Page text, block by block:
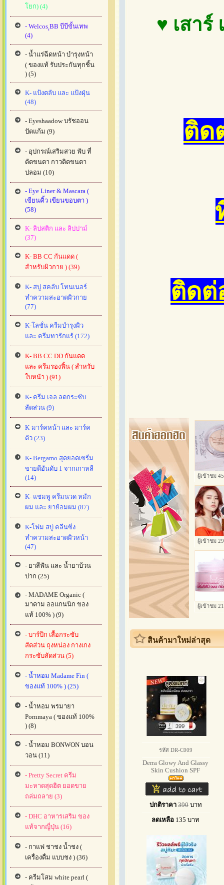
โยก) (4)
- Welcos ฺฺBB บีบีขั้นเทพ
(4)
- น้ำแร่ฉีดหน้า บำรุงหน้า
( ของแท้ รับประกันทุกชิ้น
) (5)
K- แป้งตลับ และ แป้งฝุ่น
(48)
- Eyeshaadow บรัชออน
ปัดแก้ม (9)
- อุปกรณ์เสริมสวย ฟับ ที่
ดัดขนตา กาวติดขนตา
ปลอม (10)
- Eye Liner & Mascara (
เขียนคิ้ว เขียนขอบตา )
(58)
K- ลิปสติก และ ลิปปาม์
(37)
K- BB CC กันแดด (
สำหรับผิวกาย ) (39)
K- สบู่ สคลับ โทนเนอร์
ทำความสะอาดผิวกาย
(77)
K-โลชั่น ครีมบำรุงผิว
และ ครีมทารักแร้ (172)
K- BB CC DD กันแดด
และ ครีมรองฟิ้น ( สำหรับ
ใบหน้า ) (91)
K- ครีม เจล ลดกระซับ
สัดส่วน (9)
K-มาร์คหน้า และ มาร์ค
ตัว (23)
K- Bergamo สุดยอดเซรั่ม
ขายดีอันดับ 1 จากเกาหลี
(14)
K- แชมพู ครีมนวด หมัก
ผม และ ยาย้อมผม (87)
K-โฟม สบู่ คลีนซิ่ง
ทำความสะอาดผิวหน้า
(47)
- ยาสีฟัน และ น้ำยาบ้วน
ปาก (25)
- MADAME Organic (
มาดาม ออแกนนิก ของ
แท้ 100% ) (9)
- บาร์ปีก เสื้อกระซับ
สัดส่วน ถุงหน่อง กางเกง
กระซับสัดส่วน (5)
- น้ำหอม Madame Fin (
ของแท้ 100% ) (25)
- น้ำหอม พรมายา
Pornmaya ( ของแท้ 100%
) (8)
- น้ำหอม BONWON บอน
วอน (11)
- Pretty Secret ครีม
มะหาดสุดฮิต ยอดขาย
ถล่มถลาย (3)
- DHC อาหารเสริม ของ
แท้จากญี่ปุ่น (16)
- กาแฟ ชาชง น้ำชง (
เครื่องดื่ม แบบชง ) (36)
- ครีมโสม white pearl (
♥ เสา
ติด
ติดต่
ผู้เข้าชม
ผู้เข้าชม
ผู้เข้าชม
สินค้ามาใหม่ล่าสุด
รหัส DR-C009
Derra Glowy And Glassy
Skin Cushion SPF
ปกติราคา 390 บาท
ลดเหลือ 135 บาท